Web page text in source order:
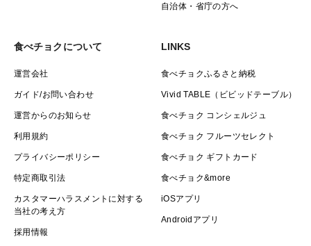
自治体・省庁の方へ
食べチョクについて
運営会社
ガイド/お問い合わせ
運営からのお知らせ
利用規約
プライバシーポリシー
特定商取引法
カスタマーハラスメントに対する
当社の考え方
採用情報
LINKS
食べチョクふるさと納税
Vivid TABLE（ビビッドテーブル）
食べチョク コンシェルジュ
食べチョク フルーツセレクト
食べチョク ギフトカード
食べチョク&more
iOSアプリ
Androidアプリ